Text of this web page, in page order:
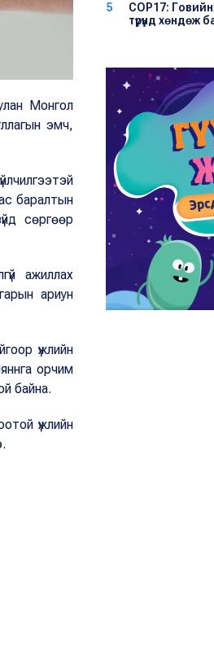
Монгол
эмч,
баралтын
сөргөөр
ажиллах
ариун
үжлийн
орчим
байна.
үжлийн
5
COP17:
түрүүнд хөндөж